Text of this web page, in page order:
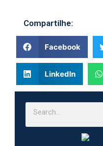
Compartilhe:
Facebook
LinkedIn
Search